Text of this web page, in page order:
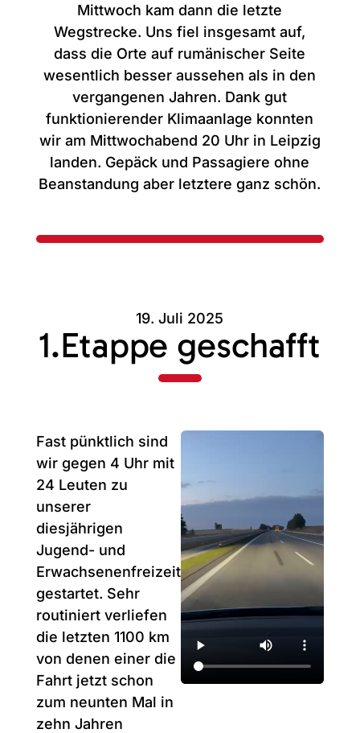
Mittwoch kam dann die letzte
Wegstrecke. Uns fiel insgesamt auf,
dass die Orte auf rumänischer Seite
wesentlich besser aussehen als in den
vergangenen Jahren. Dank gut
funktionierender Klimaanlage konnten
wir am Mittwochabend 20 Uhr in Leipzig
landen. Gepäck und Passagiere ohne
Beanstandung aber letztere ganz schön.
19. Juli 2025
1.Etappe geschafft
Fast pünktlich sind
wir gegen 4 Uhr mit
24 Leuten zu
unserer
diesjährigen
Jugend- und
Erwachsenenfreizeit
gestartet. Sehr
routiniert verliefen
die letzten 1100 km
von denen einer die
Fahrt jetzt schon
zum neunten Mal in
zehn Jahren